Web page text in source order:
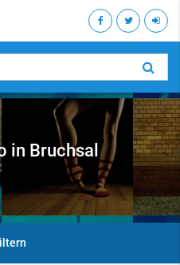
in Bruchsal